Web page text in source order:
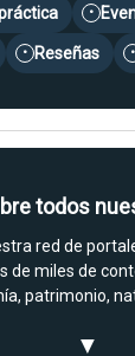
•
• Reseñas •
todos
red de
de miles de
patrimonio,
▼